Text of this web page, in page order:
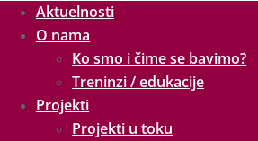
Aktuelnosti
O nama
Ko smo i čime se bavimo?
Treninzi / edukacije
Projekti
Projekti u toku